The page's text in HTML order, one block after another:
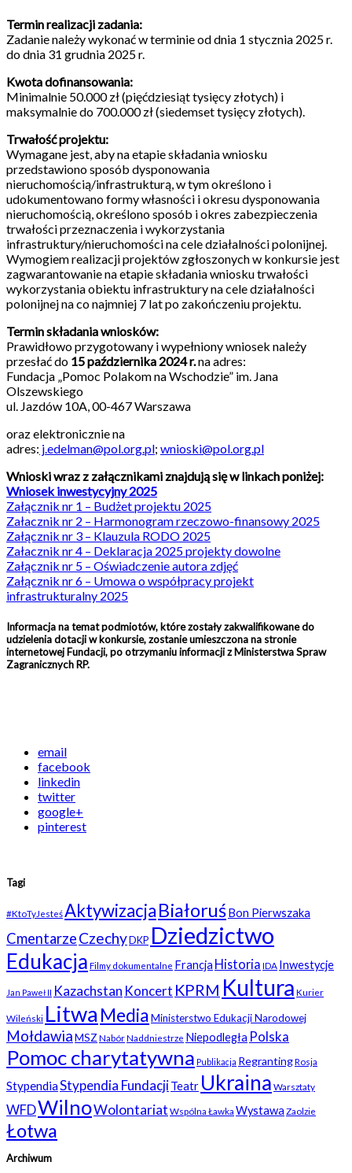
Termin realizacji zadania:
Zadanie należy wykonać w terminie od dnia 1 stycznia 2025 r.
do dnia 31 grudnia 2025 r.
Kwota dofinansowania:
Minimalnie 50.000 zł (pięćdziesiąt tysięcy złotych) i
maksymalnie do 700.000 zł (siedemset tysięcy złotych).
Trwałość projektu:
Wymagane jest, aby na etapie składania wniosku
przedstawiono sposób dysponowania
nieruchomością/infrastrukturą, w tym określono i
udokumentowano formy własności i okresu dysponowania
nieruchomością, określono sposób i okres zabezpieczenia
trwałości przeznaczenia i wykorzystania
infrastruktury/nieruchomości na cele działalności polonijnej.
Wymogiem realizacji projektów zgłoszonych w konkursie jest
zagwarantowanie na etapie składania wniosku trwałości
wykorzystania obiektu infrastruktury na cele działalności
polonijnej na co najmniej 7 lat po zakończeniu projektu.
Termin składania wniosków:
Prawidłowo przygotowany i wypełniony wniosek należy
przesłać do 15 października 2024 r.na adres:
Fundacja „Pomoc Polakom na Wschodzie” im. Jana
Olszewskiego
ul. Jazdów 10A, 00-467 Warszawa
oraz elektronicznie na
adres: j.edelman@pol.org.pl; wnioski@pol.org.pl
Wnioski wraz z załącznikami znajdują się w linkach poniżej:
Wniosek inwestycyjny 2025
Załącznik nr 1 – Budżet projektu 2025
Załacznik nr 2 – Harmonogram rzeczowo-finansowy 2025
Załącznik nr 3 – Klauzula RODO 2025
Załacznik nr 4 – Deklaracja 2025 projekty dowolne
Załącznik nr 5 – Oświadczenie autora zdjęć
Załącznik nr 6 – Umowa o współpracy projekt
infrastrukturalny 2025
Informacja na temat podmiotów, które zostały zakwalifikowane do
udzielenia dotacji w konkursie, zostanie umieszczona na stronie
internetowej Fundacji, po otrzymaniu informacji z Ministerstwa Spraw
Zagranicznych RP.
email
facebook
linkedin
twitter
google+
pinterest
Tagi
#KtoTyJesteśAktywizacjaBiałoruśBon Pierwszaka
CmentarzeCzechy DKP Dziedzictwo
Edukacja Filmy dokumentalne Francja Historia IDA Inwestycje
Jan Paweł II Kazachstan Koncert KPRM Kultura Kurier
Wileński Litwa MediaMinisterstwo Edukacji Narodowej
MołdawiaMSZ NabórNaddniestrze Niepodległa Polska
Pomoc charytatywna Publikacja RegrantingRosja
StypendiaStypendia FundacjiTeatr Ukraina Warsztaty
WFDWilnoWolontariat Wspólna Ławka Wystawa Zaolzie
Łotwa
Archiwum